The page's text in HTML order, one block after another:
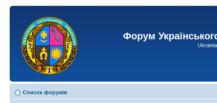
Форум
Список форумів